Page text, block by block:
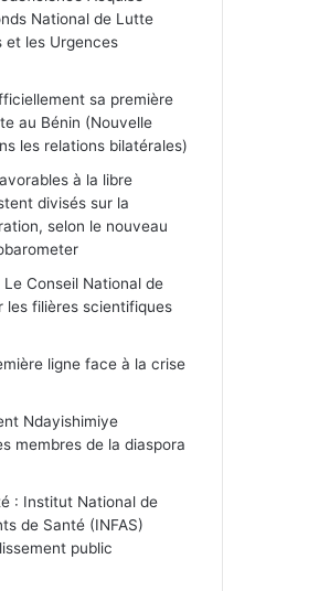
National de Lutte
et les Urgences
sa première
au Bénin (Nouvelle
les relations bilatérales)
à la libre
divisés sur la
selon le nouveau
Conseil National de
les filières scientifiques
ligne face à la crise
Ndayishimiye
membres de la diaspora
: Institut National de
de Santé (INFAS)
public